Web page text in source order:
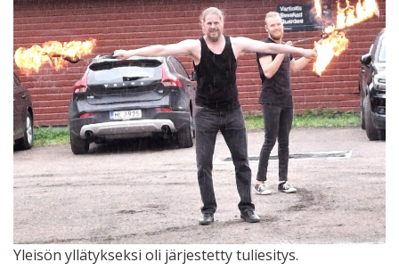
Yleisön yllätykseksi oli järjestetty tuliesitys.